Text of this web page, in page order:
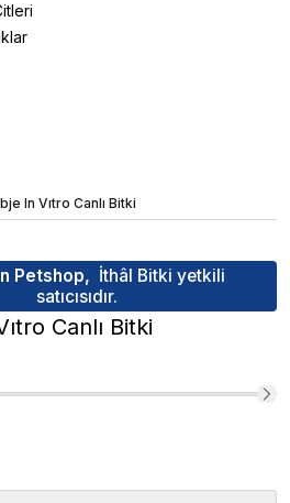
In Vıtro Canlı Bitki
Petshop, İthâl Bitki yetkili
satıcısıdır.
Canlı Bitki